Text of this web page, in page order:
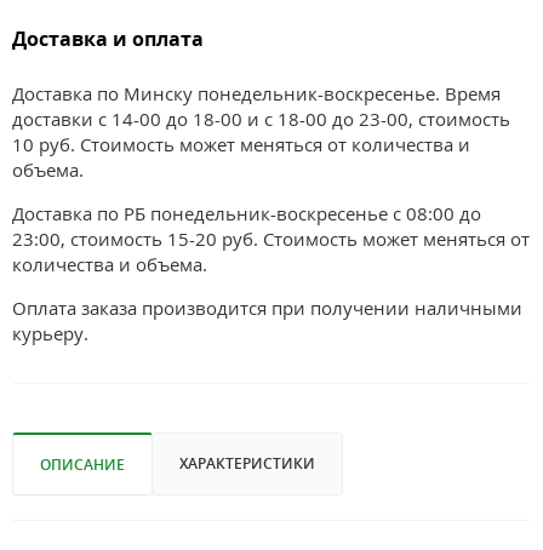
Доставка и оплата
Доставка по Минску понедельник-воскресенье. Время
доставки с 14-00 до 18-00 и с 18-00 до 23-00, стоимость
10 руб. Стоимость может меняться от количества и
объема.
Доставка по РБ понедельник-воскресенье с 08:00 до
23:00, стоимость 15-20 руб. Стоимость может меняться от
количества и объема.
Оплата заказа производится при получении наличными
курьеру.
ОПИСАНИЕ ХАРАКТЕРИСТИКИ